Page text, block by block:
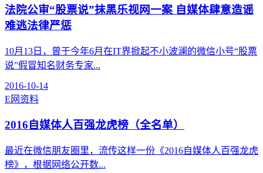
法院公审“股票说”抹黑乐视网一案 自媒体肆意造谣
难逃法律严惩
10月13日，曾于今年6月在IT界掀起不小波澜的微信小号“股票
说”假冒知名财务专家...
2016-10-14
E网资料
2016自媒体人百强龙虎榜（全名单）
最近在微信朋友圈里，流传这样一份《2016自媒体人百强龙虎
榜》，根据网络公开数...